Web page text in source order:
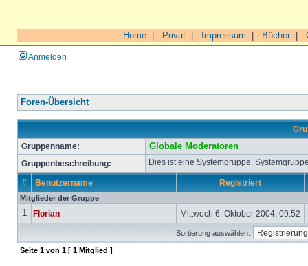
Home Privat Impressum Bücher|
Anmelden
Foren-Übersicht
Gruppenname:
Globale Moderatoren
Gruppenbeschreibung: Dies ist eine Systemgruppe.
# Benutzername Registriert
Mitglieder der Gruppe
1 Florian Mittwoch 6. Oktober 2004, 09:52
Sortierung auswählen:
Seite 1 von 1 [ 1 Mitglied ]